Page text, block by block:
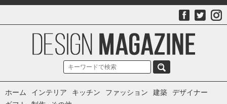
ホーム インテリア キッチン ファッション 建築 デザイナー